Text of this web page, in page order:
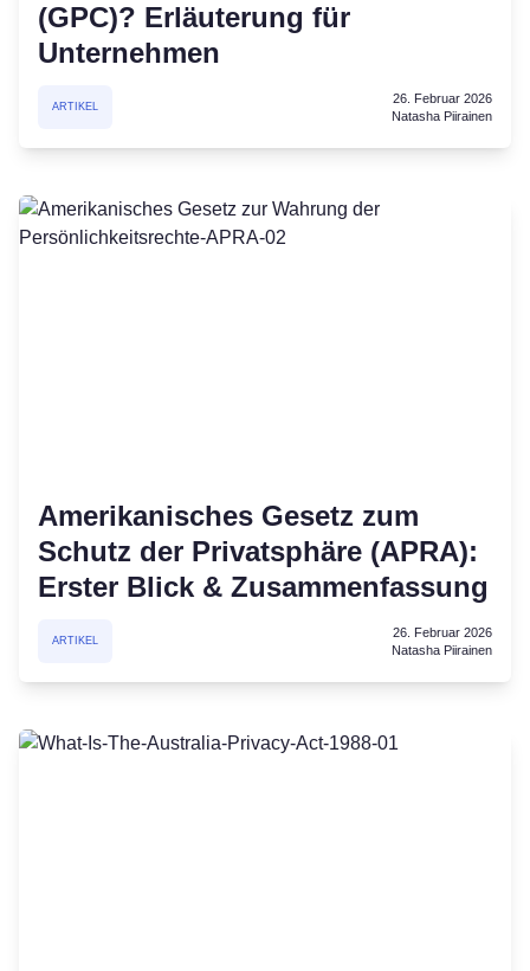
(GPC)? Erläuterung für
Unternehmen
ARTIKEL
26. Februar 2026
Natasha Piirainen
Amerikanisches Gesetz zum
Schutz der Privatsphäre (APRA):
Erster Blick & Zusammenfassung
ARTIKEL
26. Februar 2026
Natasha Piirainen